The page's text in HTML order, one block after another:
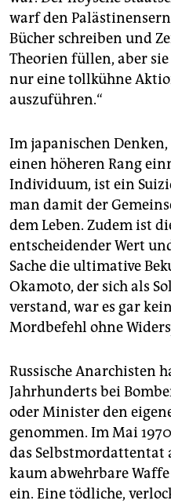
warf den
Bücher schreiben und
Theorien füllen, aber
nur eine tollkühne
auszuführen.“
Im japanischen
einen höheren Rang
Individuum, ist ein
man damit der
dem Leben. Zudem ist
entscheidender Wert
Sache die ultimative
Okamoto, der sich als
verstand, war es gar
Mordbefehl ohne
Russische Anarchisten
Jahrhunderts bei
oder Minister den
genommen. Im Mai
das Selbstmordattentat
kaum abwehrbare
ein. Eine tödliche,